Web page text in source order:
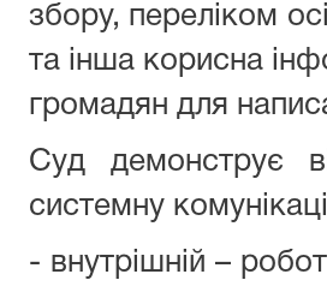
збору, переліком
та інша корисна
громадян для
Суд демонструє
системну
- внутрішній –